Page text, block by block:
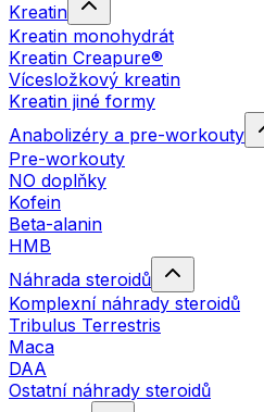
Kreatin
Kreatin monohydrát
Kreatin Creapure®
Vícesložkový kreatin
Kreatin jiné formy
Anabolizéry a pre-workouty
Pre-workouty
NO doplňky
Kofein
Beta-alanin
HMB
Náhrada steroidů
Komplexní náhrady steroidů
Tribulus Terrestris
Maca
DAA
Ostatní náhrady steroidů